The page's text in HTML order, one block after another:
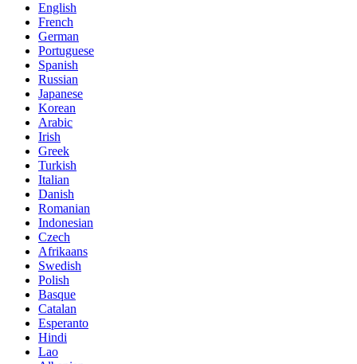
English
French
German
Portuguese
Spanish
Russian
Japanese
Korean
Arabic
Irish
Greek
Turkish
Italian
Danish
Romanian
Indonesian
Czech
Afrikaans
Swedish
Polish
Basque
Catalan
Esperanto
Hindi
Lao